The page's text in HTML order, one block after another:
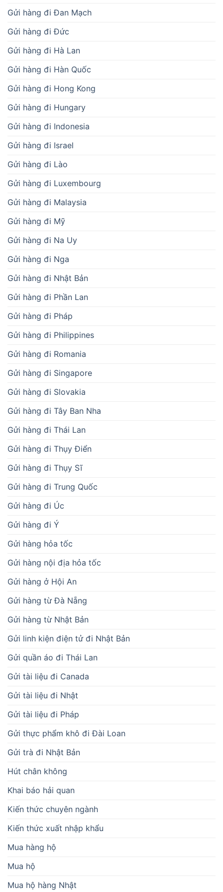
Gửi hàng đi Đan Mạch
Gửi hàng đi Đức
Gửi hàng đi Hà Lan
Gửi hàng đi Hàn Quốc
Gửi hàng đi Hong Kong
Gửi hàng đi Hungary
Gửi hàng đi Indonesia
Gửi hàng đi Israel
Gửi hàng đi Lào
Gửi hàng đi Luxembourg
Gửi hàng đi Malaysia
Gửi hàng đi Mỹ
Gửi hàng đi Na Uy
Gửi hàng đi Nga
Gửi hàng đi Nhật Bản
Gửi hàng đi Phần Lan
Gửi hàng đi Pháp
Gửi hàng đi Philippines
Gửi hàng đi Romania
Gửi hàng đi Singapore
Gửi hàng đi Slovakia
Gửi hàng đi Tây Ban Nha
Gửi hàng đi Thái Lan
Gửi hàng đi Thụy Điển
Gửi hàng đi Thụy Sĩ
Gửi hàng đi Trung Quốc
Gửi hàng đi Úc
Gửi hàng đi Ý
Gửi hàng hỏa tốc
Gửi hàng nội địa hỏa tốc
Gửi hàng ở Hội An
Gửi hàng từ Đà Nẵng
Gửi hàng từ Nhật Bản
Gửi linh kiện điện tử đi Nhật Bản
Gửi quần áo đi Thái Lan
Gửi tài liệu đi Canada
Gửi tài liệu đi Nhật
Gửi tài liệu đi Pháp
Gửi thực phẩm khô đi Đài Loan
Gửi trà đi Nhật Bản
Hút chân không
Khai báo hải quan
Kiến thức chuyên ngành
Kiến thức xuất nhập khẩu
Mua hàng hộ
Mua hộ
Mua hộ hàng Nhật